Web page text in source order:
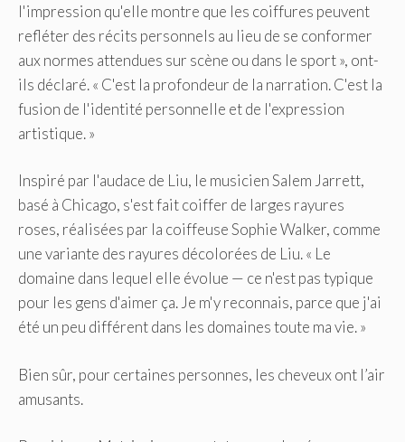
l'impression qu'elle montre que les coiffures peuvent
refléter des récits personnels au lieu de se conformer
aux normes attendues sur scène ou dans le sport », ont-
ils déclaré. « C'est la profondeur de la narration. C'est la
fusion de l'identité personnelle et de l'expression
artistique. »
Inspiré par l'audace de Liu, le musicien Salem Jarrett,
basé à Chicago, s'est fait coiffer de larges rayures
roses, réalisées par la coiffeuse Sophie Walker, comme
une variante des rayures décolorées de Liu. « Le
domaine dans lequel elle évolue — ce n'est pas typique
pour les gens d'aimer ça. Je m'y reconnais, parce que j'ai
été un peu différent dans les domaines toute ma vie. »
Bien sûr, pour certaines personnes, les cheveux ont l’air
amusants.